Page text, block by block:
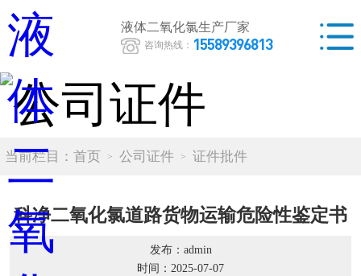
液体二氧化氯生产厂家
咨询热线： 15589396813
当前栏目： 首页 公司证件 证件批件
科净二氧化氯道路货物运输危险性鉴定书
发布：admin
时间：2025-07-07